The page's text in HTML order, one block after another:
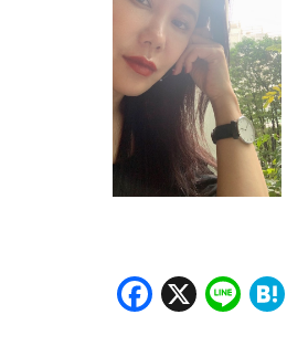
Facebook
X Line